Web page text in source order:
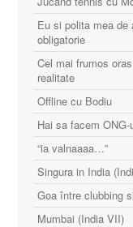
Eu si polita mea de
obligatorie
Cel mai frumos
realitate
Offline cu Bodiu
Hai sa facem ONG-
“ia valnaaaa…”
Singura in India
Goa între clubbing
Mumbai (India VII)